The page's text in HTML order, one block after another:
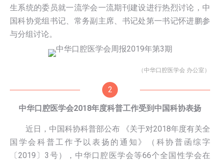
生系统的委员就一流学会一流期刊建设进行热烈讨论，中
国科协党组书记、常务副主席、书记处第一书记怀进鹏参
与分组讨论。
（中华口腔医学会 办公室）
2
中华口腔医学会2018年度科普工作受到中国科协表扬
近日，中国科协科普部公布 《关于对2018年度有关全
国学会科普工作予以表扬的通知》（科协普函综字
〔2019〕3号），中华口腔医学会等66个全国性学会在